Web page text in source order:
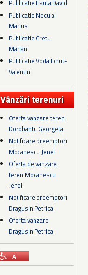
Publicatie Hauta David
Publicatie Neculai
Marius
Publicatie Cretu
Marian
Publicatie Voda Ionut-
Valentin
Vânzări terenuri
Oferta vanzare teren
Dorobantu Georgeta
Notificare preemptori
Mocanescu Jenel
Oferta de vanzare
teren Mocanescu
Jenel
Notificare preemptori
Dragusin Petrica
Oferta vanzare
Dragusin Petrica